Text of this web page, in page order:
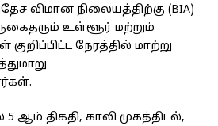
விமான நிலையத்திற்கு (BIA)
உள்ளூர் மற்றும்
நேரத்தில் மாற்று
ஆம் திகதி, காலி முகத்திடல்,